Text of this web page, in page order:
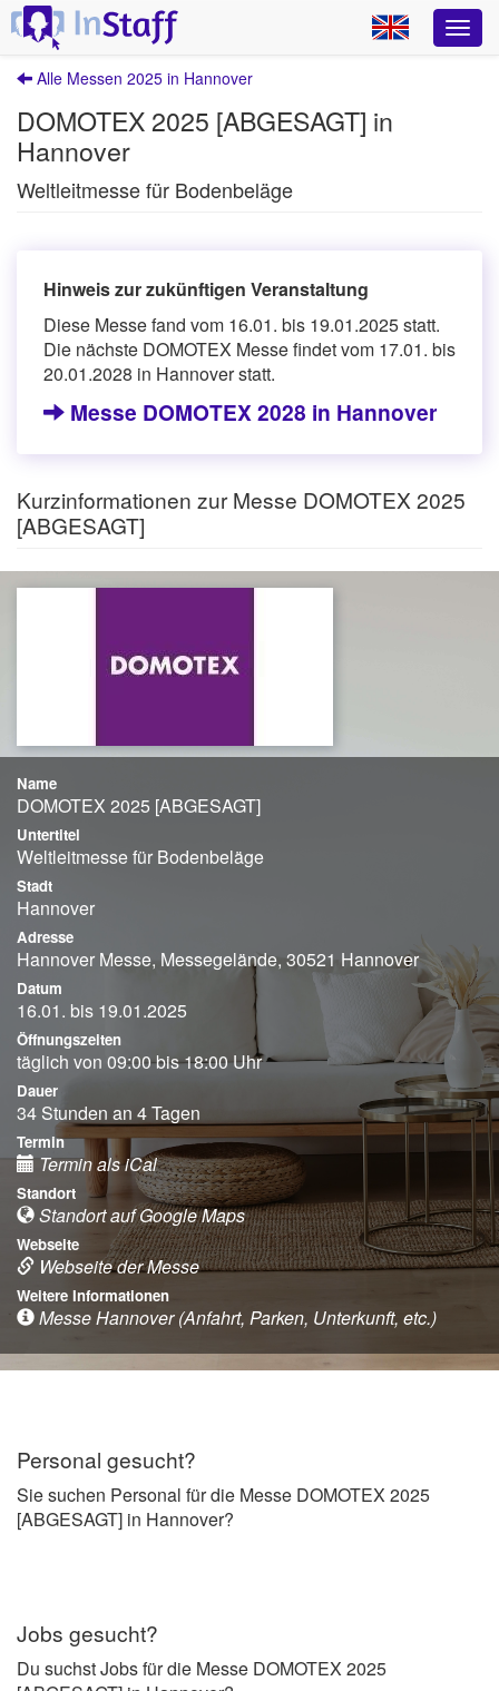
Alle Messen 2025 in Hannover
DOMOTEX 2025 [ABGESAGT] in
Hannover
Weltleitmesse für Bodenbeläge
Hinweis zur zukünftigen Veranstaltung
Diese Messe fand vom 16.01. bis 19.01.2025 statt.
Die nächste DOMOTEX Messe findet vom 17.01. bis
20.01.2028 in Hannover statt.
Messe DOMOTEX 2028 in Hannover
Kurzinformationen zur Messe DOMOTEX 2025
[ABGESAGT]
Name
DOMOTEX 2025 [ABGESAGT]
Untertitel
Weltleitmesse für Bodenbeläge
Stadt
Hannover
Adresse
Hannover Messe, Messegelände, 30521 Hannover
Datum
16.01. bis 19.01.2025
Öffnungszeiten
täglich von 09:00 bis 18:00 Uhr
Dauer
34 Stunden an 4 Tagen
Termin
Termin als iCal
Standort
Standort auf Google Maps
Webseite
Webseite der Messe
Weitere Informationen
Messe Hannover (Anfahrt, Parken, Unterkunft, etc.)
Personal gesucht?
Sie suchen Personal für die Messe DOMOTEX 2025
[ABGESAGT] in Hannover?
Jobs gesucht?
Du suchst Jobs für die Messe DOMOTEX 2025